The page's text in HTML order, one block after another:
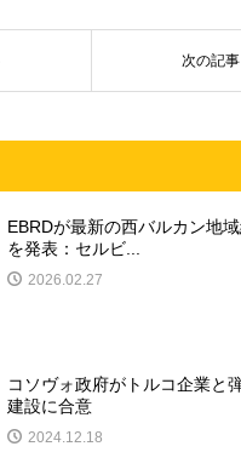
EBRDが最新の西バルカン地
を発表：セルビ...
2026.02.27
コソヴォ政府がトルコ企業と
建設に合意
2024.12.18